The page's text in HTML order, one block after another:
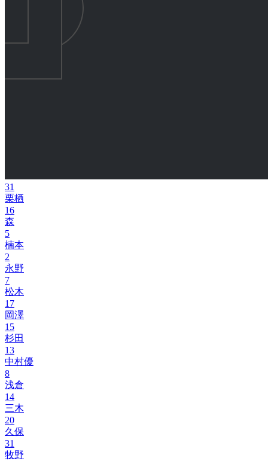
31
栗栖
16
森
5
楠本
2
永野
7
松木
17
岡澤
15
杉田
13
中村優
8
浅倉
14
三木
20
久保
31
牧野